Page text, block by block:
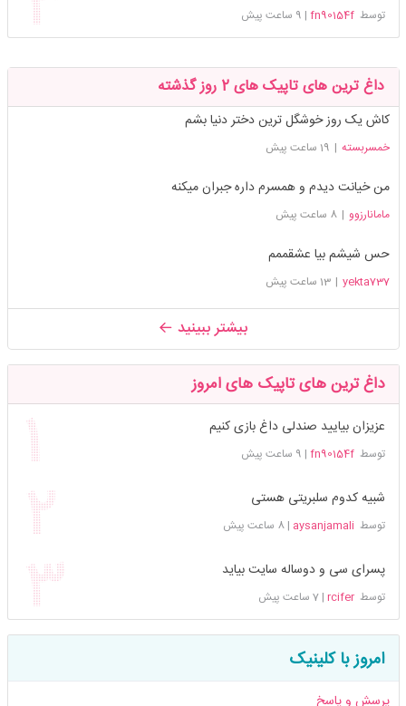
توسطfn90154f
| 9 ساعت پیش
داغ ترین های تاپیک های 2 روز گذشته
کاش یک روز خوشگل ترین دختر دنیا بشم
خمسربسته | 19 ساعت پیش
من خیانت دیدم و همسرم داره جبران میکنه
مامانارزوو | 8 ساعت پیش
حس شیشم بیا عشقممم
yekta737
| 13 ساعت پیش
بیشتر ببینید
داغ ترین های تاپیک های امروز
عزیزان بیایید صندلی داغ بازی کنیم
توسطfn90154f
| 9 ساعت پیش
شبیه کدوم سلبریتی هستی
توسط aysanjamali
|8 ساعت پیش
پسرای سی و دوساله سایت بیاید
توسطrcifer
|7 ساعت پیش
امروز با کلینیک
پرسش و پاسخ